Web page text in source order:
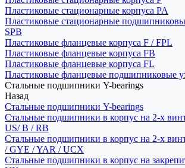
Пластиковые стационарные корпуса PA
Пластиковые стационарные
SPB
Пластиковые фланцевые корпуса F / FPL
Пластиковые фланцевые корпуса FB
Пластиковые фланцевые корпуса FL
Пластиковые фланцевые подшипниковые
Стальные подшипники Y-bearings
Назад
Стальные подшипники Y-bearings
Стальные подшипники в корпус на 2-х
US/ B / RB
Стальные подшипники в корпус на 2-х
/ GYE / YAR / UCX
Стальные подшипники в корпус на